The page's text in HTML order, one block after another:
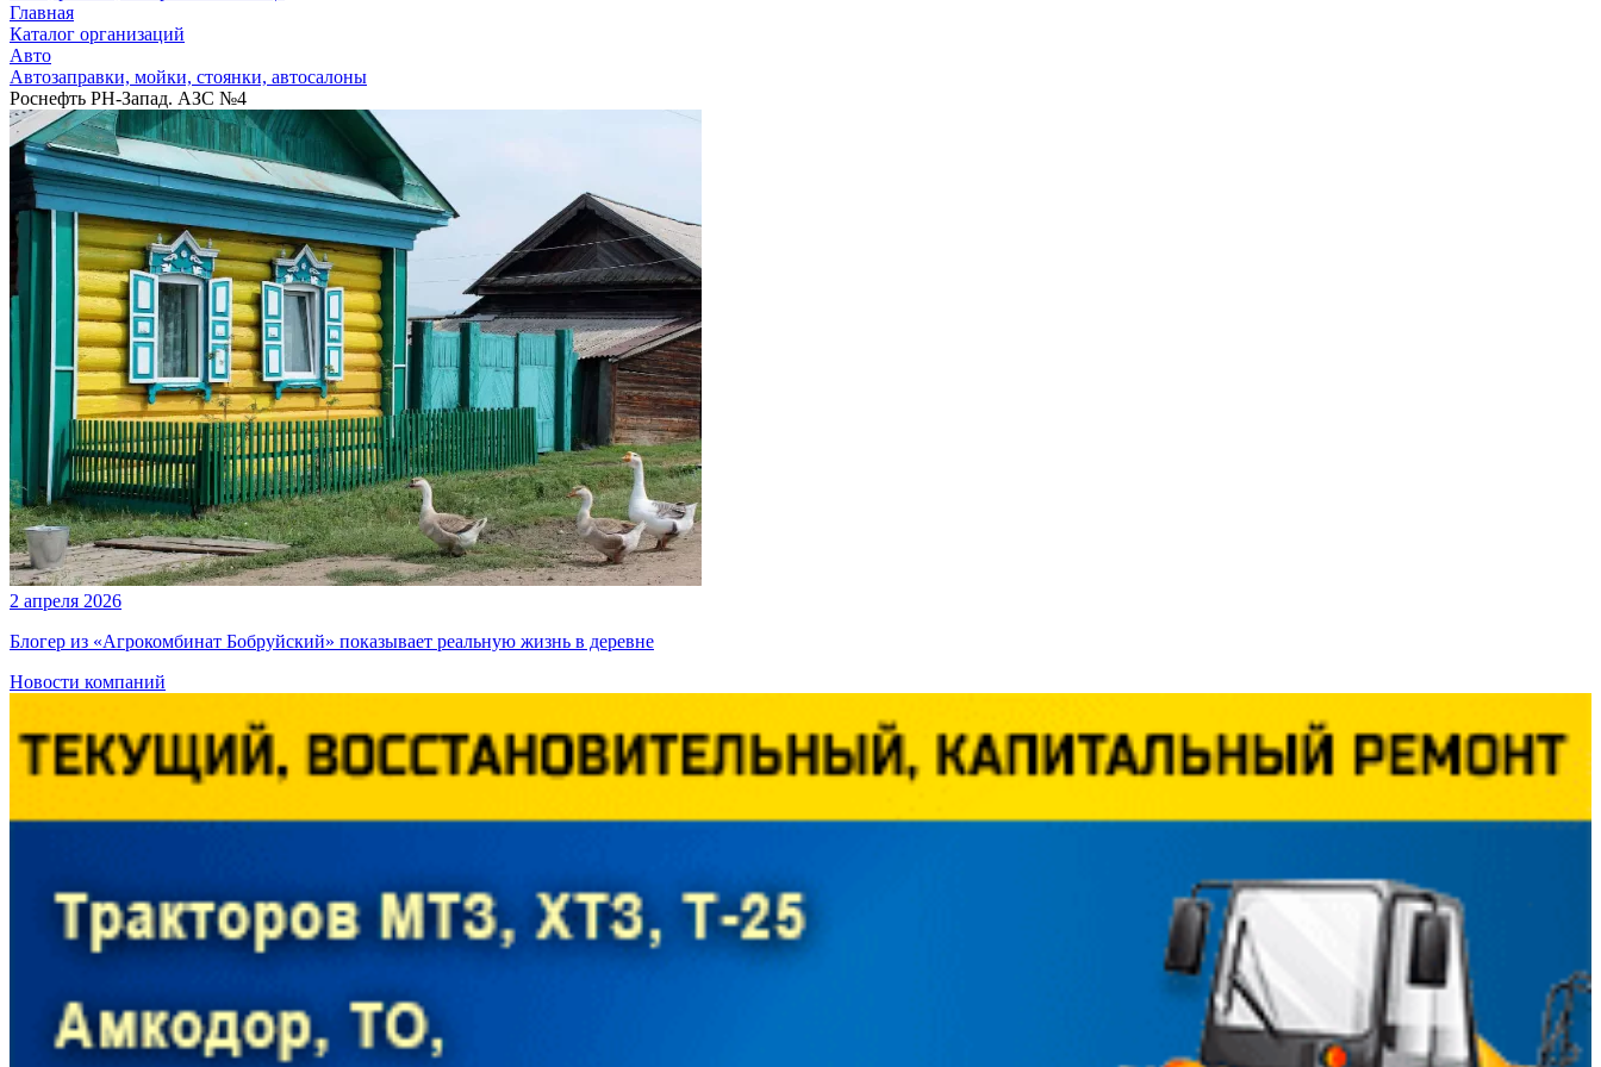
Главная
Каталог организаций
Авто
Автозаправки, мойки, стоянки, автосалоны
Роснефть РН-Запад. АЗС №4
2 апреля 2026
Блогер из «Агрокомбинат Бобруйский» показывает реальную жизнь в деревне
Новости компаний